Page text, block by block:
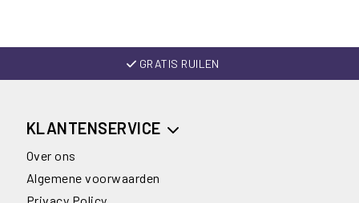
GRATIS RUILEN
KLANTENSERVICE
Over ons
Algemene voorwaarden